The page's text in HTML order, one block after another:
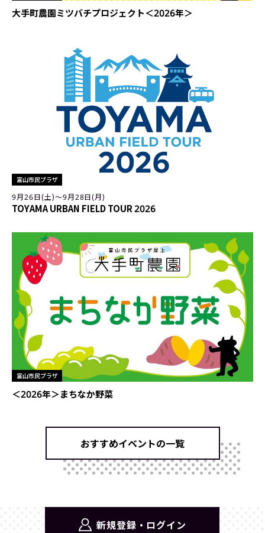
大手町農園ミツバチプロジェクト＜2026年＞
富山市民プラザ
9月26日(土)〜9月28日(月)
TOYAMA URBAN FIELD TOUR 2026
富山市民プラザ
＜2026年＞まちなか野菜
おすすめイベントの一覧
新規登録・ログイン